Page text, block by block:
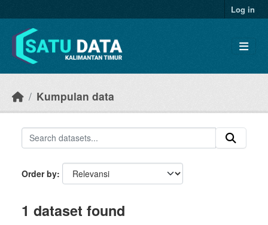
Log in
Kumpulan data
Order by
1 dataset found